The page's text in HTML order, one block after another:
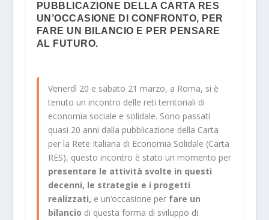
PUBBLICAZIONE DELLA CARTA RES
UN’OCCASIONE DI CONFRONTO, PER
FARE UN BILANCIO E PER PENSARE
AL FUTURO.
Venerdì 20 e sabato 21 marzo, a Roma, si è
tenuto un incontro delle reti territoriali di
economia sociale e solidale. Sono passati
quasi 20 anni dalla pubblicazione della Carta
per la Rete Italiana di Economia Solidale (Carta
RES), questo incontro è stato un momento per
presentare le attività svolte in questi
decenni, le strategie e i progetti
realizzati, e un’occasione per fare un
bilancio di questa forma di sviluppo di